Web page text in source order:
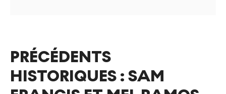
PRÉCÉDENTS
HISTORIQUES : SAM